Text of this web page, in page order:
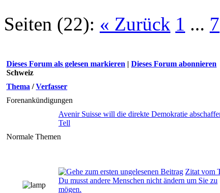
Seiten (22): « Zurück 1 ... 7
Dieses Forum als gelesen markieren | Dieses Forum abonnieren
Schweiz
Thema /Verfasser
Forenankündigungen
Avenir Suisse will die direkte Demokratie
Tell
Normale Themen
Zitat vom
Du musst andere Menschen nicht ändern um Sie zu
mögen.